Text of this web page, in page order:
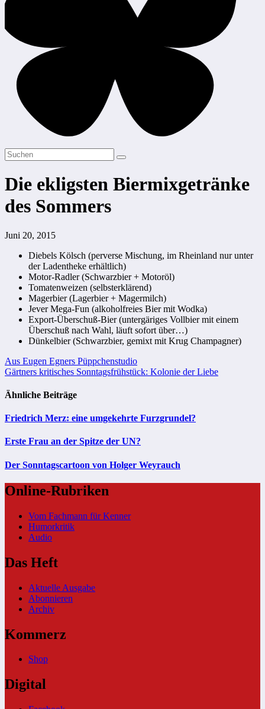
Die ekligsten Biermixgetränke
des Sommers
Juni 20, 2015
Diebels Kölsch (perverse Mischung, im Rheinland nur unter
der Ladentheke erhältlich)
Motor-Radler (Schwarzbier + Motoröl)
Tomatenweizen (selbsterklärend)
Magerbier (Lagerbier + Magermilch)
Jever Mega-Fun (alkoholfreies Bier mit Wodka)
Export-Überschuß-Bier (untergäriges Vollbier mit einem
Überschuß nach Wahl, läuft sofort über…)
Dünkelbier (Schwarzbier, gemixt mit Krug Champagner)
Beitragsnavigation
Aus Eugen Egners Püppchenstudio
Gärtners kritisches Sonntagsfrühstück: Kolonie der Liebe
Ähnliche Beiträge
Friedrich Merz: eine umgekehrte Furzgrundel?
Erste Frau an der Spitze der UN?
Der Sonntagscartoon von Holger Weyrauch
Online-Rubriken
Vom Fachmann für Kenner
Humorkritik
Audio
Das Heft
Aktuelle Ausgabe
Abonnieren
Archiv
Kommerz
Shop
Digital